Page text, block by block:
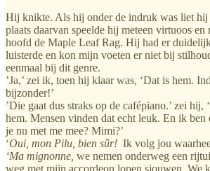
Hij knikte. Als hij onder de indruk was liet hij
plaats daarvan speelde hij meteen virtuoos
hoofd de Maple Leaf Rag. Hij had er
luisterde en kon mijn voeten er niet bij
eenmaal bij dit genre.
’Ja,’ zei ik, toen hij klaar was, ‘Dat is hem.
bijzonder!’
’Die gaat dus straks op de cafépiano.’ zei hij,
hem. Mensen vinden dat echt leuk. En ik ben
je nu met me mee? Mimi?’
‘Oui, mon Pilu, bien sûr! Ik volg jou
‘Ma mignonne, we nemen onderweg een
weg met mijn accordeon lopen sjouwen. We